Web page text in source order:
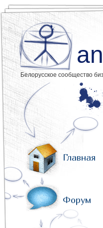
Белорусское сообщество
Главная
Форум